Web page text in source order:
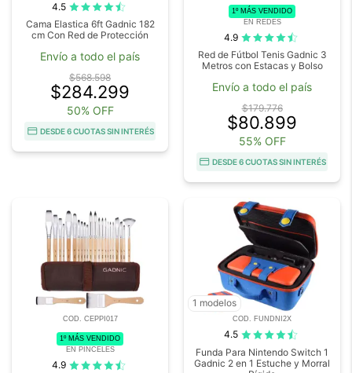
4.5
Cama Elastica 6ft Gadnic 182
cm Con Red de Protección
Envío a todo el país
$568.598
$284.299
50% OFF
DESDE 6 CUOTAS SIN INTERÉS
1º MÁS VENDIDO
EN REDES
4.9
Red de Fútbol Tenis Gadnic 3
Metros con Estacas y Bolso
Envío a todo el país
$179.776
$80.899
55% OFF
DESDE 6 CUOTAS SIN INTERÉS
COD. CEPPI017
1º MÁS VENDIDO
EN PINCELES
4.9
1 modelos
COD. FUNDNI2X
4.5
Funda Para Nintendo Switch 1
Gadnic 2 en 1 Estuche y Morral